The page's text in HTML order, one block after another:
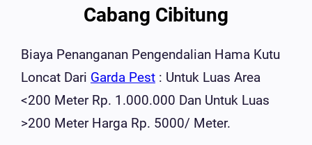
Cabang Cibitung
Biaya Penanganan Pengendalian Hama Kutu
Loncat Dari Garda Pest : Untuk Luas Area
<200 Meter Rp. 1.000.000 Dan Untuk Luas
>200 Meter Harga Rp. 5000/ Meter.